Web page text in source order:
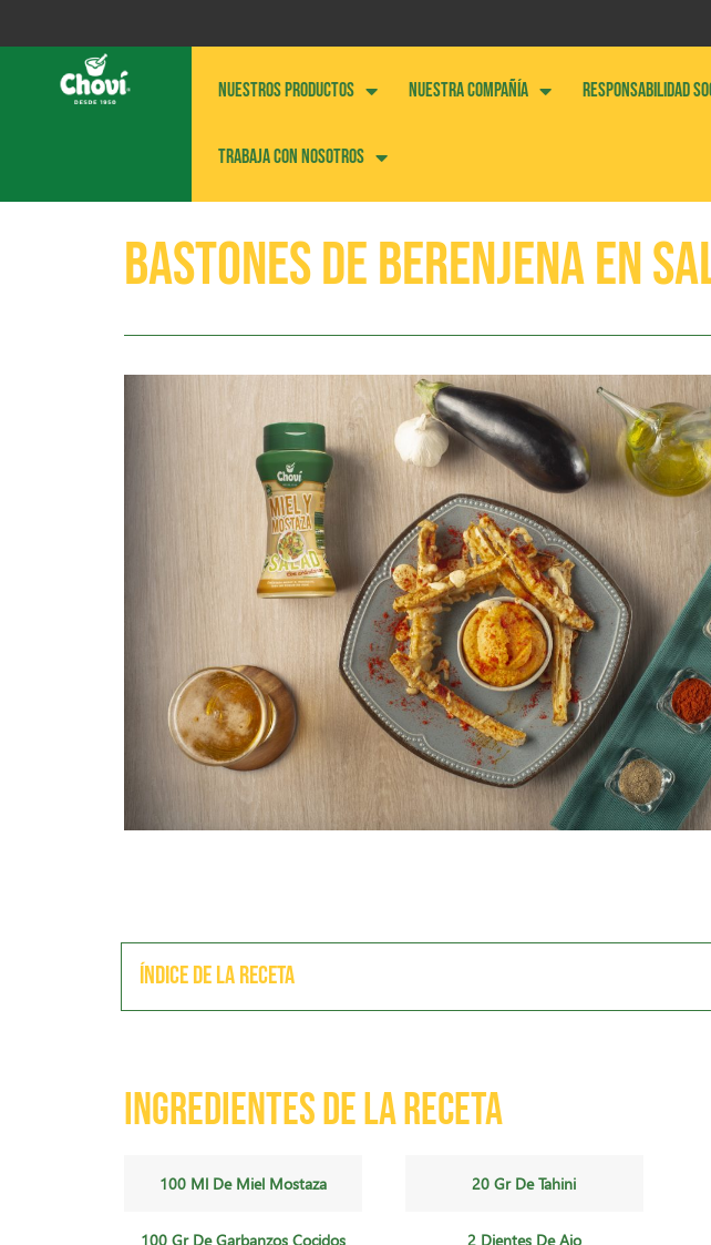
NUESTROS PRODUCTOS NUESTRA COMPAÑÍA RESPONSABILIDAD
Trabaja con nosotros
Bastones de berenjena en
Índice de la receta
Ingredientes de la receta
100 Ml De Miel Mostaza
100 Gr De Garbanzos Cocidos
20 Gr De Tahini
2 Dientes De Ajo